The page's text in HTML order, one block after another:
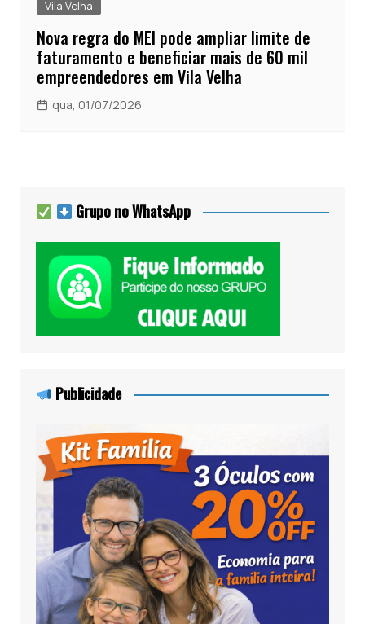
Vila Velha
Nova regra do MEI pode ampliar limite de
faturamento e beneficiar mais de 60 mil
empreendedores em Vila Velha
qua, 01/07/2026
Grupo no WhatsApp
Publicidade